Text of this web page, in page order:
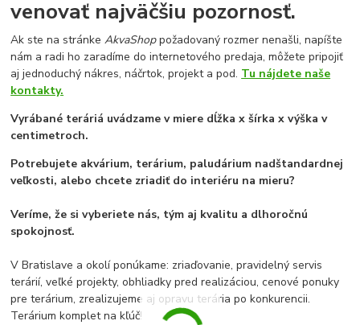
venovať najväčšiu pozornosť.
Ak ste na stránkeAkvaShoppožadovaný rozmer nenašli, napíšte
nám a radi ho zaradíme do internetového predaja, môžete pripojiť
aj jednoduchý nákres, náčrtok, projekt a pod. Tu nájdete naše
kontakty.
Vyrábané teráriá uvádzame v miere dĺžka x šírka x výška v
centimetroch.
Potrebujete akvárium, terárium, paludárium nadštandardnej
veľkosti, alebo chcete zriadiť do interiéru na mieru?
Veríme, že si vyberiete nás, tým aj kvalitu a dlhoročnú
spokojnosť.
V Bratislave a okolí ponúkame: zriaďovanie, pravidelný servis
terárií, veľké projekty, obhliadky pred realizáciou, cenové ponuky
pre terárium, zrealizujeme aj opravu terária po konkurencii.
Terárium komplet na kľúč!